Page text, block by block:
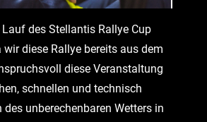
des Stellantis Rallye Cup
diese Rallye bereits aus dem
diese Veranstaltung
schnellen und technisch
unberechenbaren Wetters in